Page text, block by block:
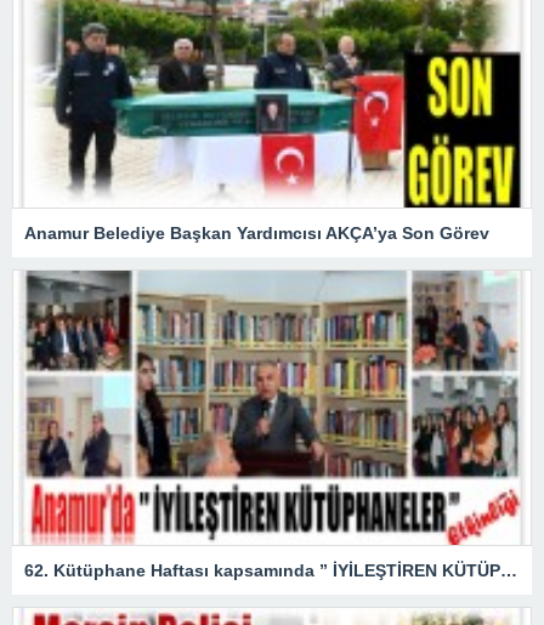
Anamur Belediye Başkan Yardımcısı AKÇA’ya Son Görev
62. Kütüphane Haftası kapsamında ” İYİLEŞTİREN KÜTÜPHANELER ” etkinliği düzenlendi.